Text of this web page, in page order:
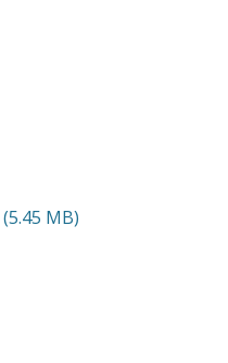
(5.45 MB)